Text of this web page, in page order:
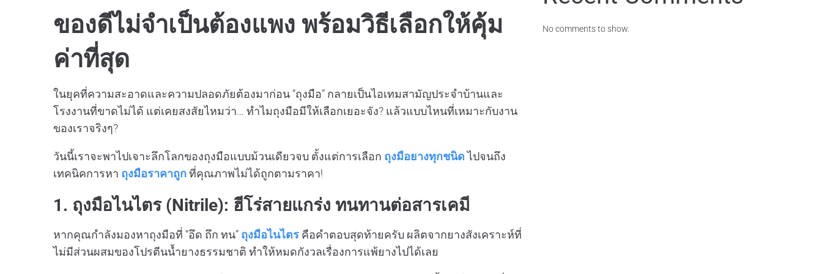
ของดีไม่จำเป็นต้องแพง พร้อมวิธีเลือกให้คุ้ม
ค่าที่สุด
ในยุคที่ความสะอาดและความปลอดภัยต้องมาก่อน “ถุงมือ” กลายเป็นไอเทมสามัญประจำบ้านและ
โรงงานที่ขาดไม่ได้ แต่เคยสงสัยไหมว่า… ทำไมถุงมือมีให้เลือกเยอะจัง? แล้วแบบไหนที่เหมาะกับงาน
ของเราจริงๆ?
วันนี้เราจะพาไปเจาะลึกโลกของถุงมือแบบม้วนเดียวจบ ตั้งแต่การเลือก ถุงมือยางทุกชนิดไปจนถึง
เทคนิคการหา ถุงมือราคาถูกที่คุณภาพไม่ได้ถูกตามราคา!
1. ถุงมือไนไตร (Nitrile): ฮีโร่สายแกร่ง ทนทานต่อสารเคมี
หากคุณกำลังมองหาถุงมือที่ “อึด ถึก ทน” ถุงมือไนไตร คือคำตอบสุดท้ายครับ ผลิตจากยางสังเคราะห์ที่
ไม่มีส่วนผสมของโปรตีนน้ำยางธรรมชาติ ทำให้หมดกังวลเรื่องการแพ้ยางไปได้เลย
No comments to show.